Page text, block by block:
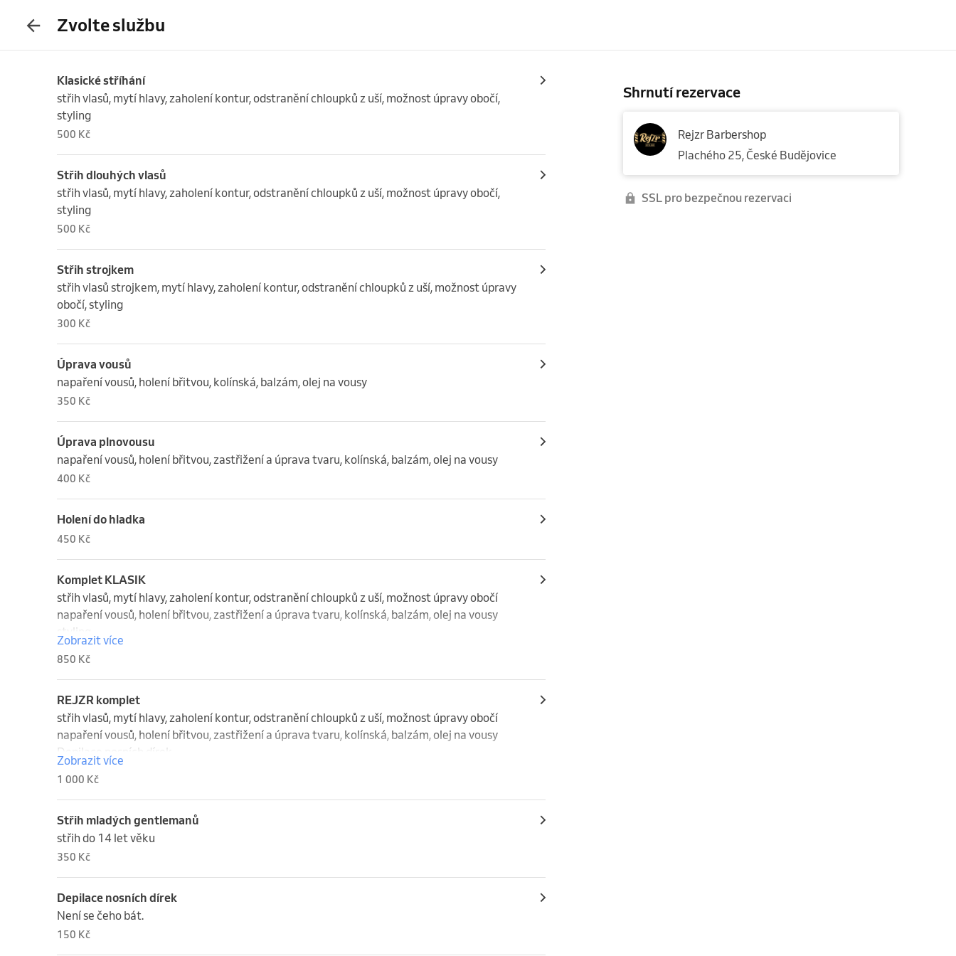
Zvolte službu
Klasické stříhání
střih vlasů, mytí hlavy, zaholení kontur, odstranění chloupků z uší, možnost úpravy obočí,
styling
500 Kč
Střih dlouhých vlasů
střih vlasů, mytí hlavy, zaholení kontur, odstranění chloupků z uší, možnost úpravy obočí,
styling
500 Kč
Střih strojkem
střih vlasů strojkem, mytí hlavy, zaholení kontur, odstranění chloupků z uší, možnost úpravy
obočí, styling
300 Kč
Úprava vousů
napaření vousů, holení břitvou, kolínská, balzám, olej na vousy
350 Kč
Úprava plnovousu
napaření vousů, holení břitvou, zastřižení a úprava tvaru, kolínská, balzám, olej na vousy
400 Kč
Holení do hladka
450 Kč
Komplet KLASIK
střih vlasů, mytí hlavy, zaholení kontur, odstranění chloupků z uší, možnost úpravy obočí
napaření vousů, holení břitvou, zastřižení a úprava tvaru, kolínská, balzám, olej na vousy
styling
Zobrazit více
850 Kč
REJZR komplet
střih vlasů, mytí hlavy, zaholení kontur, odstranění chloupků z uší, možnost úpravy obočí
napaření vousů, holení břitvou, zastřižení a úprava tvaru, kolínská, balzám, olej na vousy
Depilace nosních dírek
styling
Zobrazit více
1 000 Kč
Střih mladých gentlemanů
střih do 14 let věku
350 Kč
Depilace nosních dírek
Není se čeho bát.
150 Kč
Shrnutí rezervace
Rejzr Barbershop
Plachého 25, České Budějovice
SSL pro bezpečnou rezervaci